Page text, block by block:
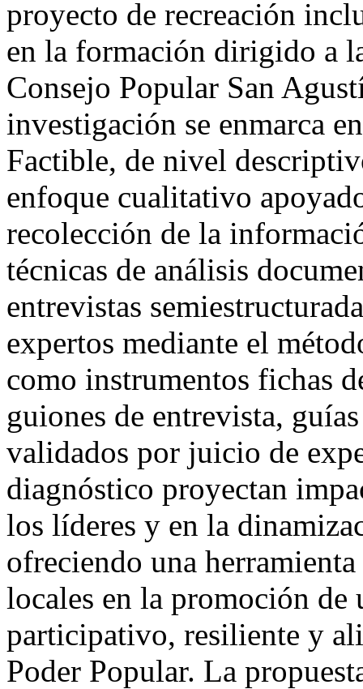
proyecto de recreación
en la formación dirigido a
Consejo Popular San
investigación se enmarca
Factible, de nivel
enfoque cualitativo
recolección de la
técnicas de análisis
entrevistas
expertos mediante el
como instrumentos fichas
guiones de entrevista,
validados por juicio de
diagnóstico proyectan
los líderes y en la
ofreciendo una
locales en la promoción
participativo, resiliente y
Poder Popular. La